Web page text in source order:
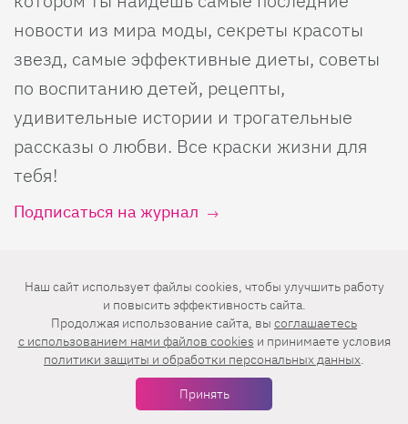
новости из мира моды, секреты красоты
звезд, самые эффективные диеты, советы
по воспитанию детей, рецепты,
удивительные истории и трогательные
рассказы о любви. Все краски жизни для
тебя!
Подписаться на журнал
О нас
О проекте
Реклама
Лизабокс
Калькуляторы
Кроссворды
Наш сайт использует файлы cookies, чтобы улучшить работу
и повысить эффективность сайта.
Продолжая использование сайта, вы соглашаетесь
c использованием нами файлов cookies и принимаете условия
политики защиты и обработки персональных данных.
Принять